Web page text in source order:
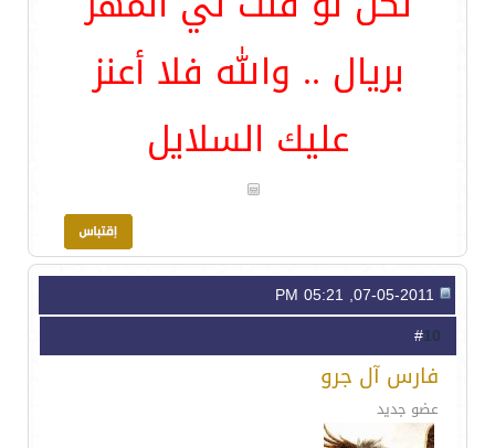
بريال .. والله فلا أعنز
عليك السلايل
10
فارس آل جرو
عضو جديد